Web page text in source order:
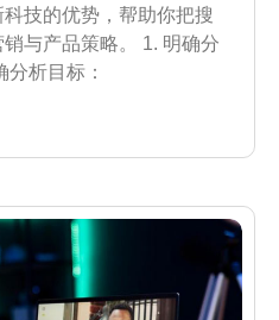
技的优势，帮助你把搜
与产品策略。 1. 明确分
析目标：